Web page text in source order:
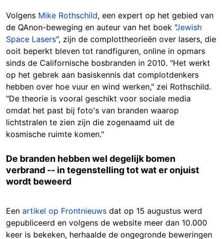
Volgens Mike Rothschild, een expert op het gebied van
de QAnon-beweging en auteur van het boek "Jewish
Space Lasers", zijn de complottheorieën over lasers, die
ooit beperkt bleven tot randfiguren, online in opmars
sinds de Californische bosbranden in 2010. "Het werkt
op het gebrek aan basiskennis dat complotdenkers
hebben over hoe vuur en wind werken," zei Rothschild.
"De theorie is vooral geschikt voor sociale media
omdat het past bij foto's van branden waarop
lichtstralen te zien zijn die zogenaamd uit de
kosmische ruimte komen."
De branden hebben wel degelijk bomen
verbrand -- in tegenstelling tot wat er onjuist
wordt beweerd
Een artikel op Frontnieuws dat op 15 augustus werd
gepubliceerd en volgens de website meer dan 10.000
keer is bekeken, herhaalde de ongegronde beweringen